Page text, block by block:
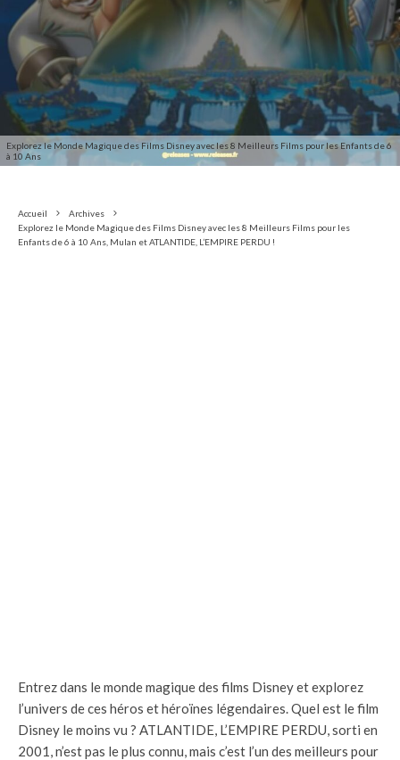
Explorez le Monde Magique des Films Disney avec les 8 Meilleurs Films pour les Enfants de 6
à 10 Ans
Accueil
Archives
Explorez le Monde Magique des Films Disney avec les 8 Meilleurs Films pour les
Enfants de 6 à 10 Ans, Mulan et ATLANTIDE, L’EMPIRE PERDU !
Entrez dans le monde magique des films Disney et explorez
l’univers de ces héros et héroïnes légendaires. Quel est le film
Disney le moins vu ? ATLANTIDE, L’EMPIRE PERDU, sorti en
2001, n’est pas le plus connu, mais c’est l’un des meilleurs pour